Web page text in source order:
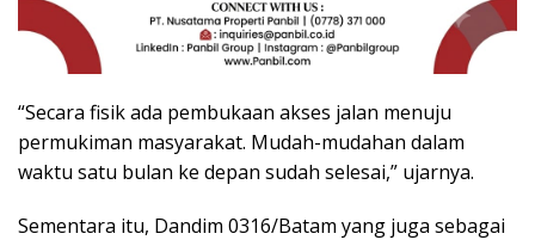
“Secara fisik ada pembukaan akses jalan menuju
permukiman masyarakat. Mudah-mudahan dalam
waktu satu bulan ke depan sudah selesai,” ujarnya.
Sementara itu, Dandim 0316/Batam yang juga sebagai